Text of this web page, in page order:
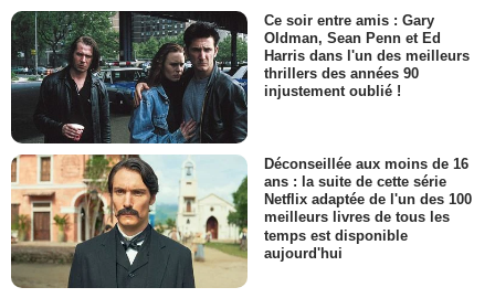
Ce soir entre amis : Gary
Oldman, Sean Penn et Ed
Harris dans l'un des meilleurs
thrillers des années 90
injustement oublié !
Déconseillée aux moins de 16
ans : la suite de cette série
Netflix adaptée de l'un des 100
meilleurs livres de tous les
temps est disponible
aujourd'hui